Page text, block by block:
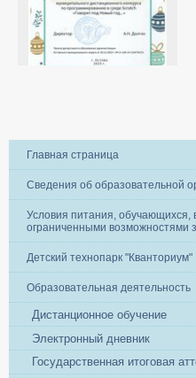
Главная страница
Сведения об образовательной
Условия питания, обучающихся,
ограниченными возможностями
Детский технопарк "Кванториум"
Образовательная деятельность
Дистанционное обучение
Электронный дневник
Государственная итоговая